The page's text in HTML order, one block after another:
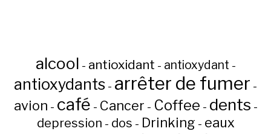
alcool - antioxidant - antioxydant -
antioxydants - arrêter de fumer -
avion - café - Cancer - Coffee - dents -
depression - dos - Drinking - eaux